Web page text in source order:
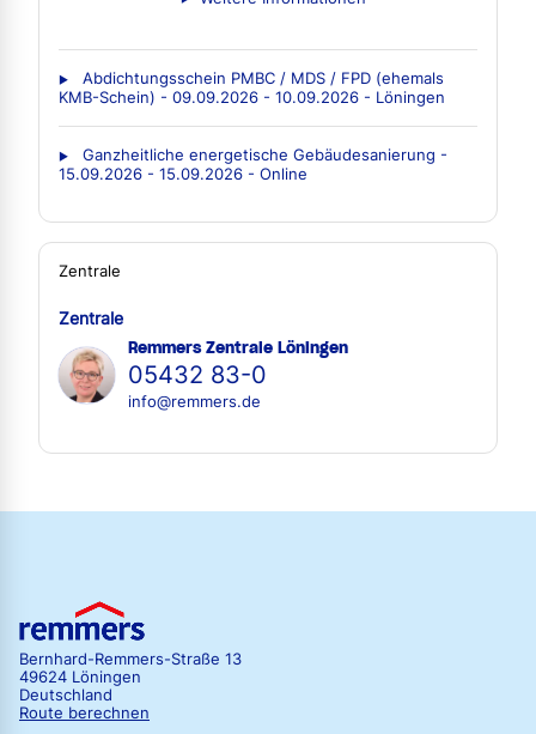
Abdichtungsschein PMBC / MDS / FPD (ehemals
KMB-Schein) - 09.09.2026 - 10.09.2026 - Löningen
Ganzheitliche energetische Gebäudesanierung -
15.09.2026 - 15.09.2026 - Online
Zentrale
Zentrale
Remmers Zentrale Löningen
05432 83-0
info@remmers.de
Bernhard-Remmers-Straße 13
49624 Löningen
Deutschland
Route berechnen